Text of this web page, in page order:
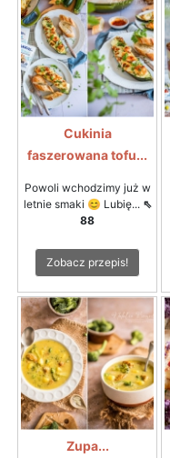
Cukinia
faszerowana tofu...
Powoli wchodzimy już w
letnie smaki 😊 Lubię... ⇖
88
Zobacz przepis!
Zupa...